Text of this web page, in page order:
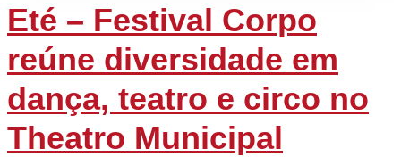
Eté – Festival Corpo
reúne diversidade em
dança, teatro e circo no
Theatro Municipal